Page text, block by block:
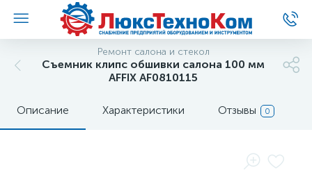
Ремонт салона и стекол
Съемник клипс обшивки салона 100 мм
AFFIX AF0810115
Описание Характеристики Отзывы 0